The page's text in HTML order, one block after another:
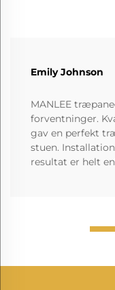
Emily Johnson
MANLEE
forventninger.
gav en perfekt
stuen.
resultat er helt